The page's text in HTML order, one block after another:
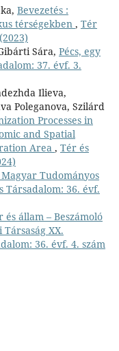
Bevezetés :
térségekben , Tér
Sára, Pécs, egy
37. évf. 3.
Ilieva,
Poleganova, Szilárd
Processes in
and Spatial
Area , Tér és
Magyar Tudományos
Társadalom: 36. évf.
és állam – Beszámoló
XX.
36. évf. 4. szám